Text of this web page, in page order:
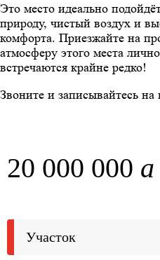
Это место идеально
природу, чистый воздух и
комфорта. Приезжайте на
атмосферу этого места
встречаются крайне редко!
Звоните и записывайтесь на
20 000 000 a
Участок